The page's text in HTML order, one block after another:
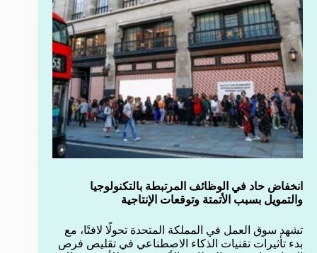
انخفاض حاد في الوظائف المرتبطة بالتكنولوجيا
والتمويل بسبب الأتمتة وتوقعات الإنتاجية
تشهد سوق العمل في المملكة المتحدة تحولًا لافتًا، مع
بدء تأثيرات تقنيات الذكاء الاصطناعي في تقليص فرص